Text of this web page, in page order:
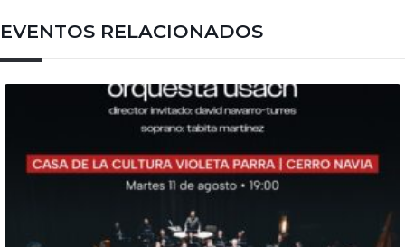
EVENTOS RELACIONADOS